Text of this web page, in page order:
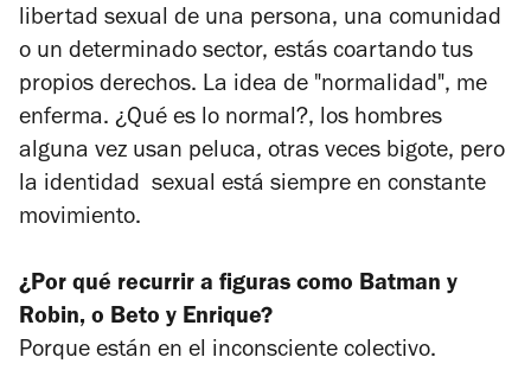
libertad sexual de una persona, una comunidad
o un determinado sector, estás coartando tus
propios derechos. La idea de "normalidad", me
enferma. ¿Qué es lo normal?, los hombres
alguna vez usan peluca, otras veces bigote, pero
la identidad sexual está siempre en constante
movimiento.
¿Por qué recurrir a figuras como Batman y
Robin, o Beto y Enrique?
Porque están en el inconsciente colectivo.